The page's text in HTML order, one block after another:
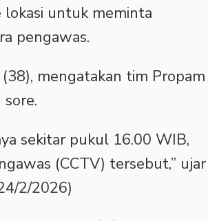
untuk meminta
pengawas.
mengatakan tim Propam
sekitar pukul 16.00 WIB,
(CCTV) tersebut,” ujar
2/2026)